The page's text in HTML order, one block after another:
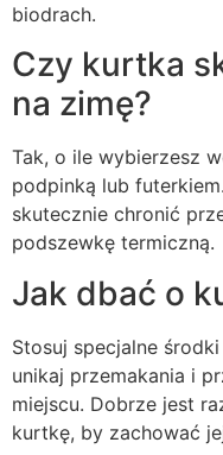
biodrach.
Czy kurtka
na zimę?
Tak, o ile wybierzesz
podpinką lub
skutecznie chronić
podszewkę termiczną.
Jak dbać o
Stosuj specjalne
unikaj przemakania i
miejscu. Dobrze jest
kurtkę, by zachować